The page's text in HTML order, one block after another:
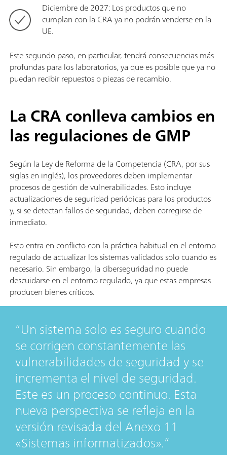
Diciembre de 2027: Los productos que no
cumplan con la CRA ya no podrán venderse en la
UE.
Este segundo paso, en particular, tendrá consecuencias más
profundas para los laboratorios, ya que es posible que ya no
puedan recibir repuestos o piezas de recambio.
La CRA conlleva cambios en
las regulaciones de GMP
Según la Ley de Reforma de la Competencia (CRA, por sus
siglas en inglés), los proveedores deben implementar
procesos de gestión de vulnerabilidades. Esto incluye
actualizaciones de seguridad periódicas para los productos
y, si se detectan fallos de seguridad, deben corregirse de
inmediato.
Esto entra en conflicto con la práctica habitual en el entorno
regulado de actualizar los sistemas validados solo cuando es
necesario. Sin embargo, la ciberseguridad no puede
descuidarse en el entorno regulado, ya que estas empresas
producen bienes críticos.
Un sistema solo es seguro cuando
se corrigen constantemente las
vulnerabilidades de seguridad y se
incrementa el nivel de seguridad.
Este es un proceso continuo. Esta
nueva perspectiva se refleja en la
versión revisada del Anexo 11
«Sistemas informatizados».